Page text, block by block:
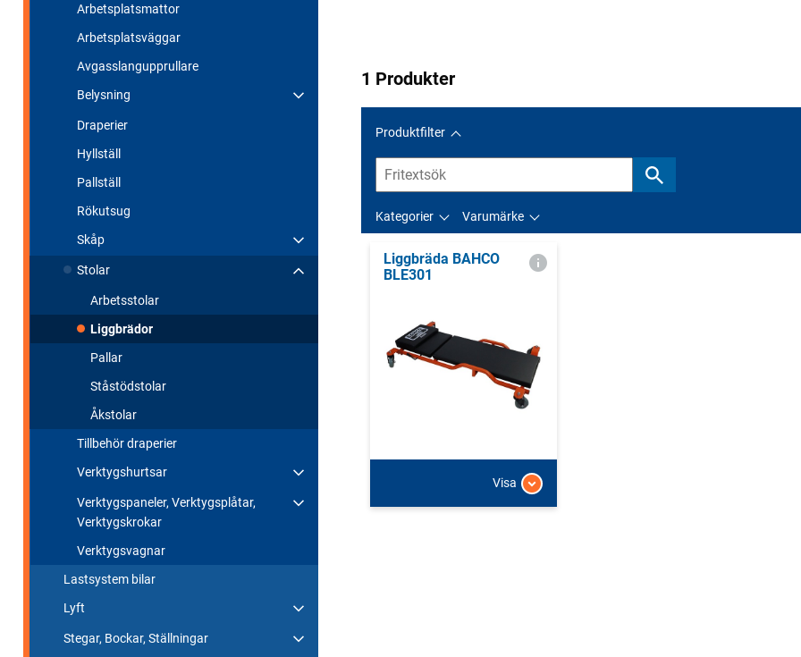
Arbetsplatsmattor
Arbetsplatsväggar
Avgasslangupprullare
Belysning
Draperier
Hyllställ
Pallställ
Rökutsug
Skåp
Stolar
Arbetsstolar
Liggbrädor
Pallar
Ståstödstolar
Åkstolar
Tillbehör draperier
Verktygshurtsar
Verktygspaneler, Verktygsplåtar,
Verktygskrokar
Verktygsvagnar
Lastsystem bilar
Lyft
Stegar, Bockar, Ställningar
1 Produkter
Produktfilter
Kategorier Varumärke
Liggbräda BAHCO
BLE301
Visa